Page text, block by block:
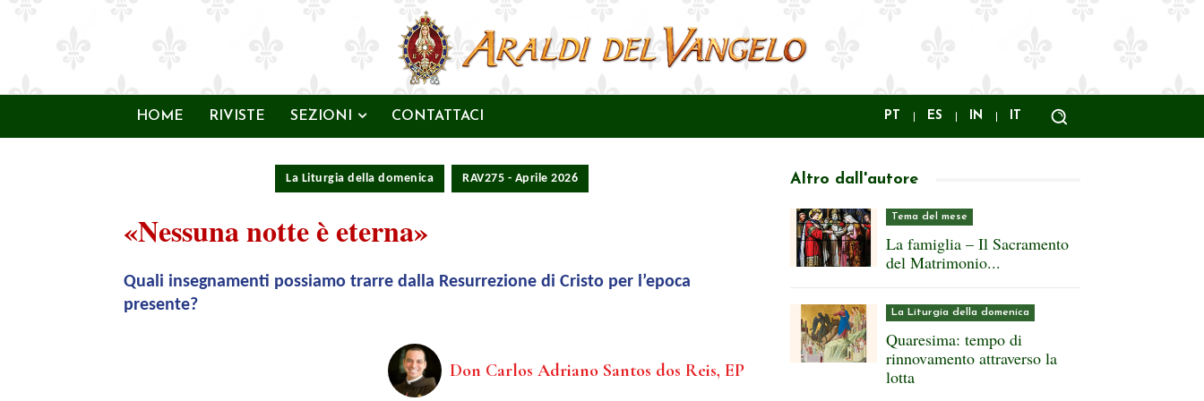
HOME RIVISTE SEZIONI CONTATTACI PT ES IN IT
La Liturgia della domenica RAV275 - Aprile 2026
«Nessuna notte è eterna»
Quali insegnamenti possiamo trarre dalla Resurrezione di Cristo per l’epoca
presente?
Don Carlos Adriano Santos dos Reis, EP
Altro dall'autore
Tema del mese
La famiglia – Il Sacramento
del Matrimonio...
La Liturgia della domenica
Quaresima: tempo di
rinnovamento attraverso la
lotta